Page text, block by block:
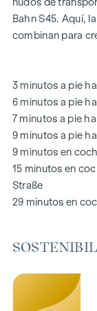
Las zonas
ofrecen un lugar
generaciones.
los niños puedan
Durante la fase
los materiales
El uso exclusivo
patio interior
garantiza una
vida moderna
SU HOGAR CON
EnGRAND
experimenta de
vida moderno y
nudos de
Bahn S45. Aquí,
combinan para
3 minutos a pie
6 minutos a pie
7 minutos a pie
9 minutos a pie
9 minutos en
15 minutos en
Straße
29 minutos en